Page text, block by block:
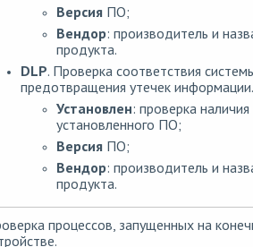
Версия ПО;
Вендор: производитель и
продукта.
DLP. Проверка соответствия
предотвращения утечек информации.
Установлен: проверка наличия
установленного ПО;
Версия ПО;
Вендор: производитель и
продукта.
процессов, запущенных на